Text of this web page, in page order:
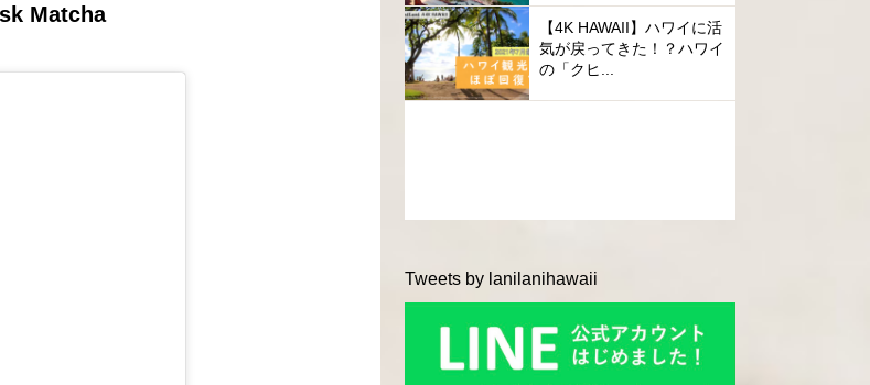
Matcha
【4K HAWAII】ハワイに活
気が戻ってきた！？ハワイ
の「クヒ...
Tweets by lanilanihawaii